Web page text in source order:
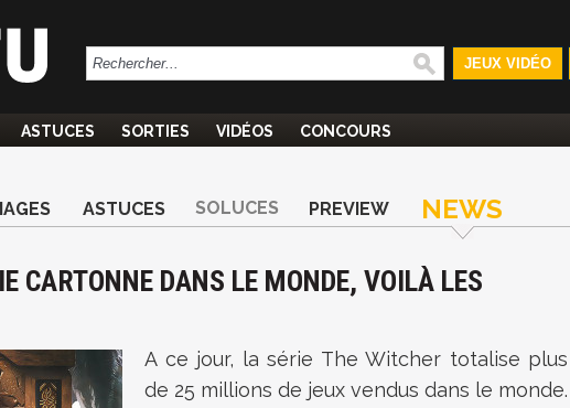
JEUX VIDÉO
ASTUCES SORTIES VIDÉOS CONCOURS
ASTUCES SOLUCES PREVIEW NEWS
CARTONNE DANS LE MONDE, VOILÀ LES
A ce jour, la série The Witcher totalise plus
de 25 millions de jeux vendus dans le monde.